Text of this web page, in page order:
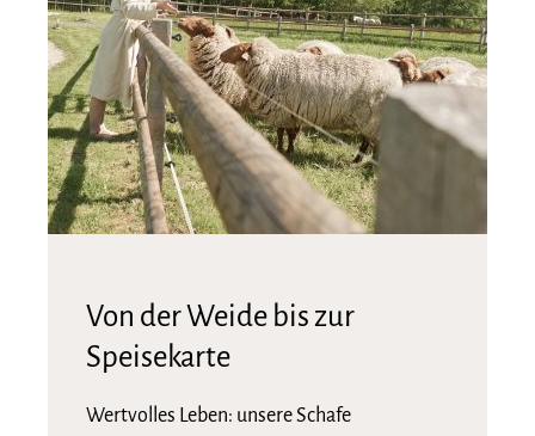
Von der Weide bis zur
Speisekarte
Wertvolles Leben: unsere Schafe